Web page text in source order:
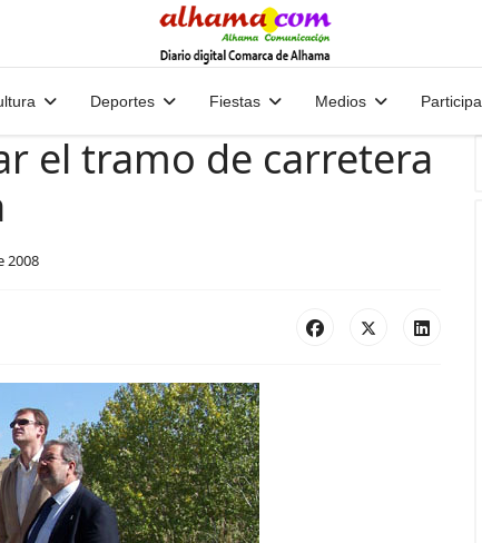
Deportes Fiestas Medios Participa
el tramo de carretera
2008